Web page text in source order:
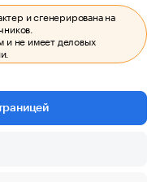
и сгенерирована на
и не имеет деловых